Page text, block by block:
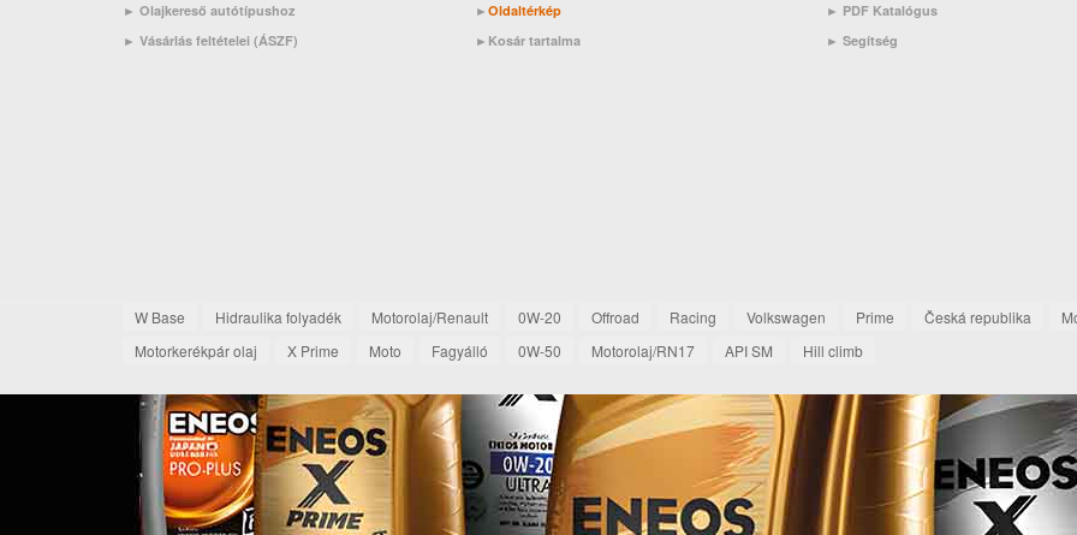
► Olajkereső autótípushoz
► Vásárlás feltételei (ÁSZF)
► Oldaltérkép
► Kosár tartalma
► PDF Katalógus
► Segítség
W Base Hidraulika folyadék Motorolaj/Renault 0W-20 Offroad Racing Volkswagen Prime Česká republika
Motorkerékpár olaj
X Prime Moto Fagyálló 0W-50 Motorolaj/RN17 API SM Hill climb